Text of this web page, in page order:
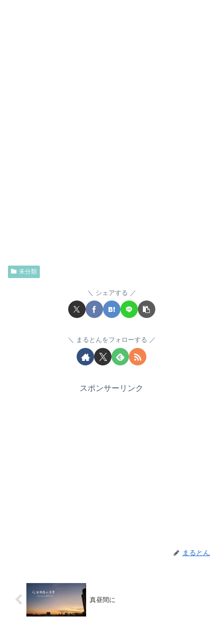
未分類
シェアする
まるとんをフォローする
スポンサーリンク
まるとん
真昼間に